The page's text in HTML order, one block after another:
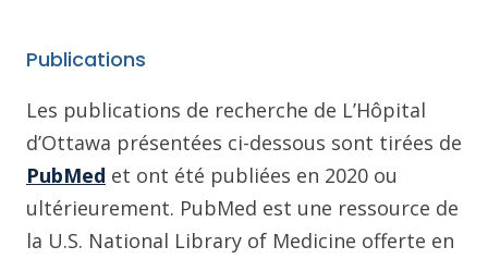
Publications
Les publications de recherche de L’Hôpital
d’Ottawa présentées ci-dessous sont tirées de
PubMed et ont été publiées en 2020 ou
ultérieurement. PubMed est une ressource de
la U.S. National Library of Medicine offerte en